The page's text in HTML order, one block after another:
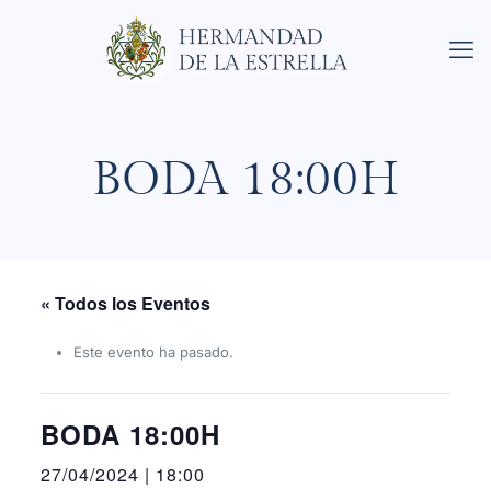
BODA 18:00H
« Todos los Eventos
Este evento ha pasado.
BODA 18:00H
27/04/2024 | 18:00